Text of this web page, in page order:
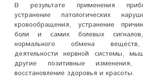
В результате применения
устранение патологических
кровообращения, устранение
боли и самих болевых сигналов,
нормального обмена веществ,
деятельности нервной системы,
другие позитивные изменения,
восстановление здоровья и красоты.